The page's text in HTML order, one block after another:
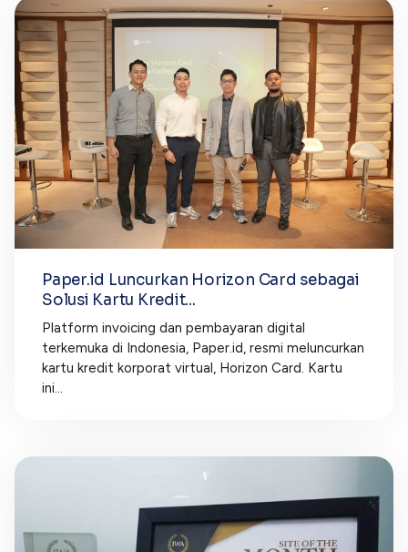
Paper.id Luncurkan Horizon Card sebagai
Solusi Kartu Kredit...
Platform invoicing dan pembayaran digital
terkemuka di Indonesia, Paper.id, resmi meluncurkan
kartu kredit korporat virtual, Horizon Card. Kartu
ini...